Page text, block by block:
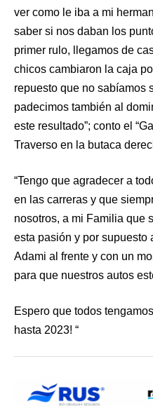
ver como le iba a mi
saber si nos daban los
primer rulo, llegamos de
chicos cambiaron la caja
repuesto que no sabíamos
padecimos también al
este resultado”; conto el
Traverso en la butaca
“Tengo que agradecer a
en las carreras y que
nosotros, a mi Familia que
esta pasión y por supuesto
Adami al frente y con un
para que nuestros autos
Espero que todos
hasta 2023! “